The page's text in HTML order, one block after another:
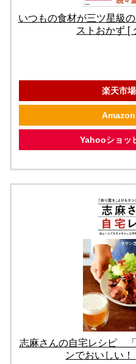
いつもの食材が三ツ星級
ストおかず [
楽天市
Yahooショッ
志麻さんの自宅レシピ
ンでおいしい！